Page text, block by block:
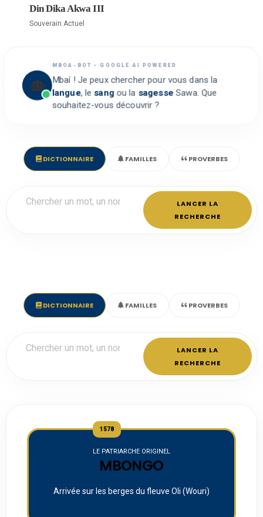
Din Dika Akwa III
Souverain Actuel
MBOA-BOT • GOOGLE AI POWERED
Mbaí ! Je peux chercher pour vous dans la
langue, lesangou la sagesseSawa. Que
souhaitez-vous découvrir ?
DICTIONNAIRE FAMILLES PROVERBES
LANCER LA
RECHERCHE
DICTIONNAIRE FAMILLES PROVERBES
LANCER LA
RECHERCHE
1578
LE PATRIARCHE ORIGINEL
MBONGO
Arrivée sur les berges du fleuve Oli (Wouri)